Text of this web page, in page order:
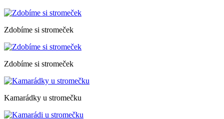
Zdobíme si stromeček
Zdobíme si stromeček
Kamarádky u stromečku